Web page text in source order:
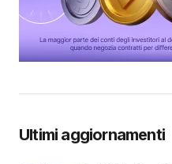
Ultimi aggiornamenti